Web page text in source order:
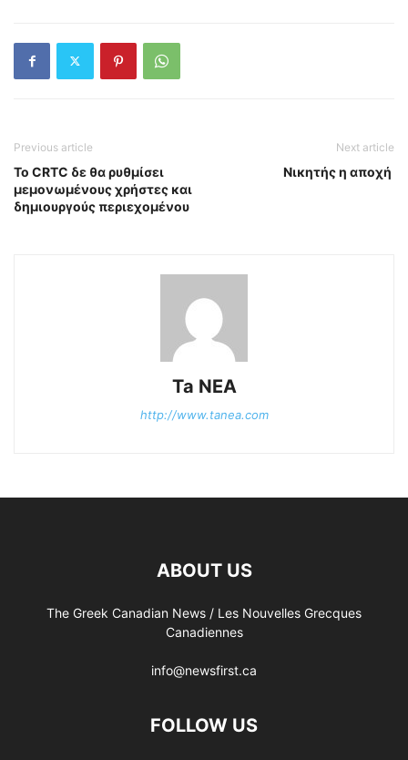
Previous article
Το CRTC δε θα ρυθμίσει
μεμονωμένους χρήστες και
δημιουργούς περιεχομένου
Next article
Νικητής η αποχή
Ta NEA
http://www.tanea.com
ABOUT US
The Greek Canadian News / Les Nouvelles Grecques
Canadiennes
info@newsfirst.ca
FOLLOW US